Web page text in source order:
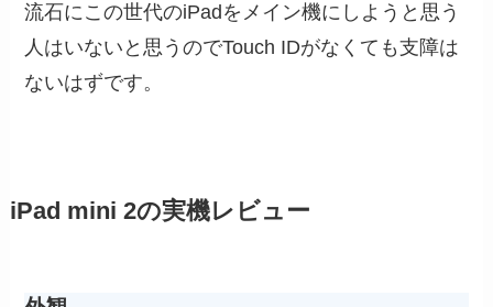
流石にこの世代のiPadをメイン機にしようと思う
人はいないと思うのでTouch IDがなくても支障は
ないはずです。
iPad mini 2の実機レビュー